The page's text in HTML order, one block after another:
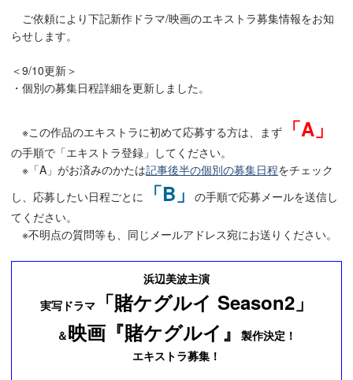
ご依頼により下記新作ドラマ/映画のエキストラ募集情報をお知
らせします。
＜9/10更新＞
・個別の募集日程詳細を更新しました。
※この作品のエキストラに初めて応募する方は、まず 「A」
の手順で「エキストラ登録」してください。
※「A」がお済みのかたは記事後半の個別の募集日程をチェック
し、応募したい日程ごとに
「B」
の手順で応募メールを送信し
てください。
※不明点の質問等も、同じメールアドレス宛にお送りください。
浜辺美波主演
実写ドラマ「賭ケグルイ Season2」
＆映画『賭ケグルイ』
製作決定！
エキストラ募集！